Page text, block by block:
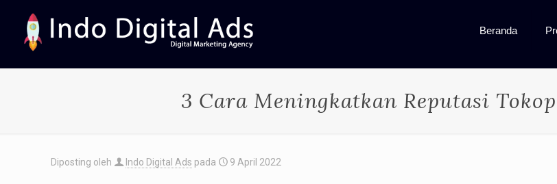
Beranda
3 Cara Meningkatkan Reputasi
Diposting oleh Indo Digital Ads pada 9 April 2022